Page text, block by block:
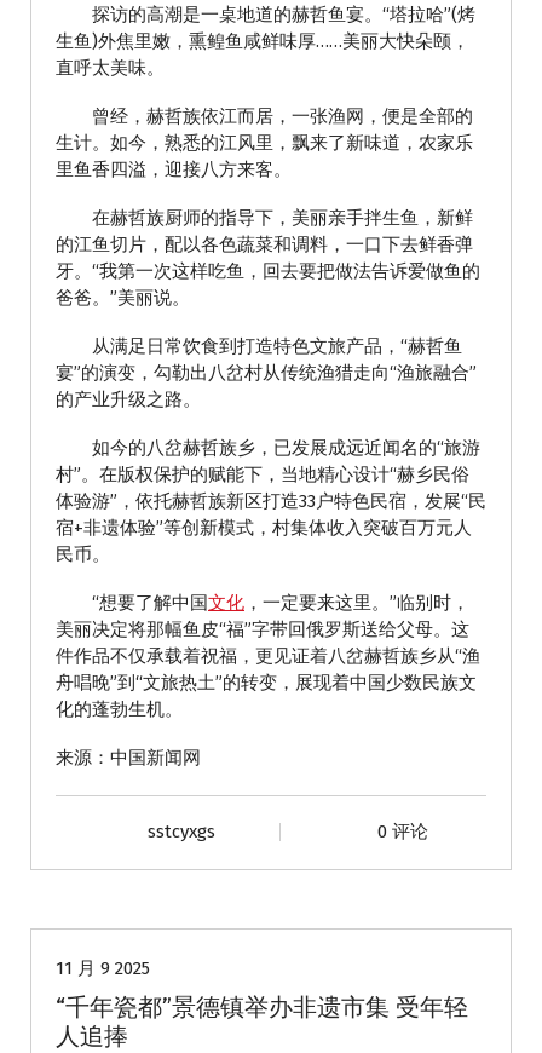
探访的高潮是一桌地道的赫哲鱼宴。“塔拉哈”(烤
生鱼)外焦里嫩，熏鳇鱼咸鲜味厚……美丽大快朵颐，
直呼太美味。
曾经，赫哲族依江而居，一张渔网，便是全部的
生计。如今，熟悉的江风里，飘来了新味道，农家乐
里鱼香四溢，迎接八方来客。
在赫哲族厨师的指导下，美丽亲手拌生鱼，新鲜
的江鱼切片，配以各色蔬菜和调料，一口下去鲜香弹
牙。“我第一次这样吃鱼，回去要把做法告诉爱做鱼的
爸爸。”美丽说。
从满足日常饮食到打造特色文旅产品，“赫哲鱼
宴”的演变，勾勒出八岔村从传统渔猎走向“渔旅融合”
的产业升级之路。
如今的八岔赫哲族乡，已发展成远近闻名的“旅游
村”。在版权保护的赋能下，当地精心设计“赫乡民俗
体验游”，依托赫哲族新区打造33户特色民宿，发展“民
宿+非遗体验”等创新模式，村集体收入突破百万元人
民币。
“想要了解中国文化 ，一定要来这里。”临别时，
美丽决定将那幅鱼皮“福”字带回俄罗斯送给父母。这
件作品不仅承载着祝福，更见证着八岔赫哲族乡从“渔
舟唱晚”到“文旅热土”的转变，展现着中国少数民族文
化的蓬勃生机。
来源：中国新闻网
sstcyxgs 0 评论
11 月 9 2025
“千年瓷都”景德镇举办非遗市集 受年轻
人追捧